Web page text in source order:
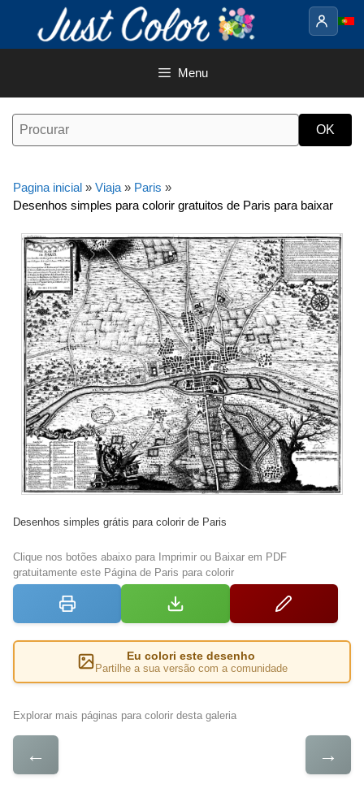
o
Menu
Pagina inicial » Viaja » Paris »
Desenhos simples para colorir gratuitos de Paris para baixar
Desenhos simples grátis para colorir de Paris
Clique nos botões abaixo para Imprimir ou Baixar em PDF
gratuitamente este Página de Paris para colorir
Eu colori este desenho
Partilhe a sua versão com a comunidade
Explorar mais páginas para colorir desta galeria
← →